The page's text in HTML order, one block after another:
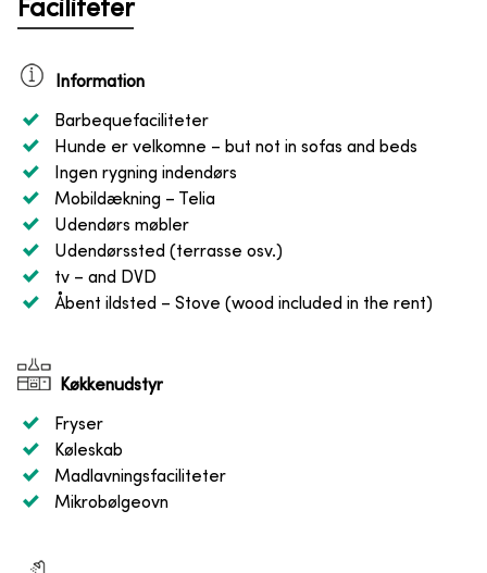
Faciliteter
Information
Barbequefaciliteter
Hunde er velkomne – but not in sofas and beds
Ingen rygning indendørs
Mobildækning – Telia
Udendørs møbler
Udendørssted (terrasse osv.)
tv – and DVD
Åbent ildsted – Stove (wood included in the rent)
Køkkenudstyr
Fryser
Køleskab
Madlavningsfaciliteter
Mikrobølgeovn